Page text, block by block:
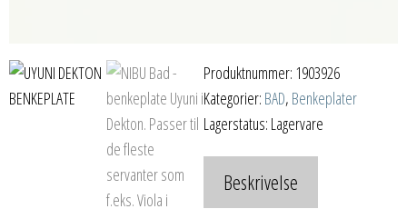
Produktnummer: 1903926
Kategorier: BAD, Benkeplater
Lagerstatus: Lagervare
Beskrivelse